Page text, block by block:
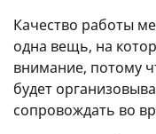
Качество работы
одна вещь, на
внимание, потому
будет
сопровождать во